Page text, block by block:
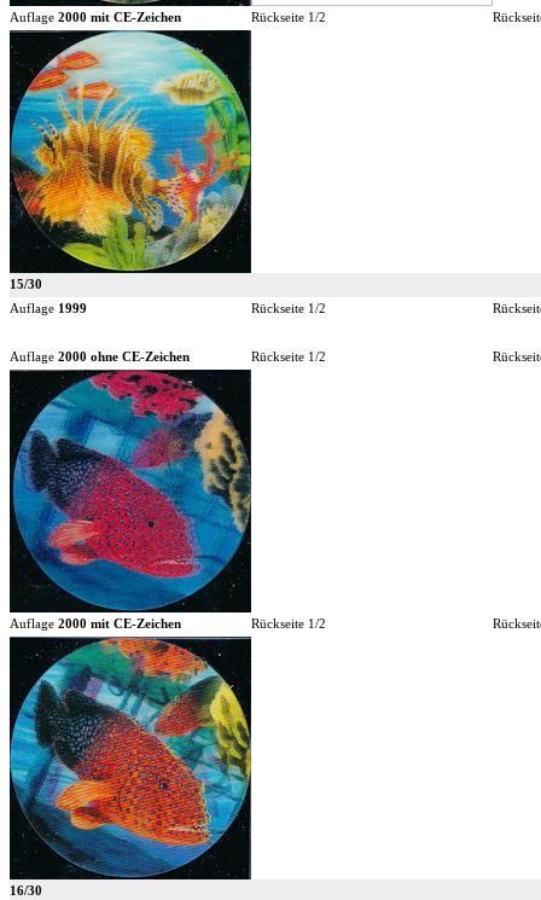
Auflage 2000 mit CE-Zeichen Rückseite 1/2
15/30
Auflage 1999 Rückseite 1/2
Auflage 2000 ohne CE-Zeichen Rückseite 1/2
Auflage 2000 mit CE-Zeichen Rückseite 1/2
16/30